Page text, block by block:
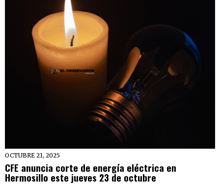
OCTUBRE 21, 2025
CFE anuncia corte de energía eléctrica en
Hermosillo este jueves 23 de octubre